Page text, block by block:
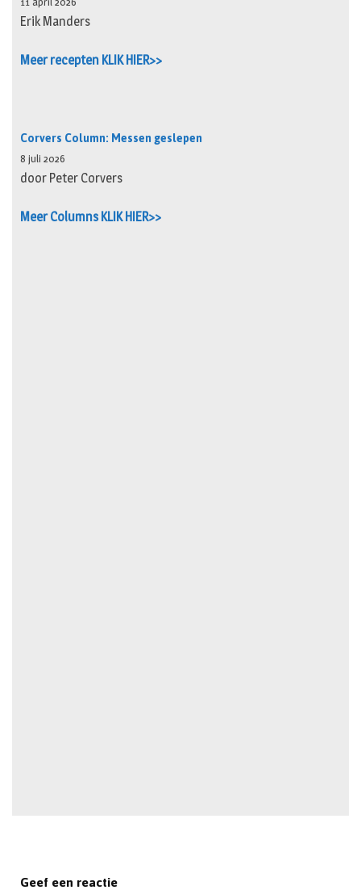
Erik Manders
Meer recepten KLIK HIER>>
Corvers Column: Messen geslepen
8 juli 2026
door Peter Corvers
Meer Columns KLIK HIER>>
Geef een reactie